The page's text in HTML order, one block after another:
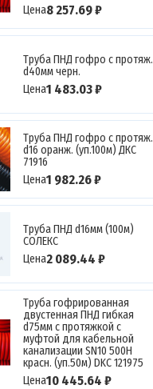
Цена8 257.69 ₽
Труба ПНД гофро с протяж.
d40мм черн.
Цена1 483.03 ₽
Труба ПНД гофро c протяж.
d16 оранж. (уп.100м) ДКС
71916
Цена1 982.26 ₽
Труба ПНД d16мм (100м)
СОЛЕКС
Цена2 089.44 ₽
Труба гофрированная
двустенная ПНД гибкая
d75мм с протяжкой с
муфтой для кабельной
канализации SN10 500Н
красн. (уп.50м) DKC 121975
Цена10 445.64 ₽